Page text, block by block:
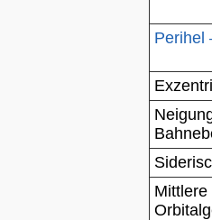
Perihel
Mittlere